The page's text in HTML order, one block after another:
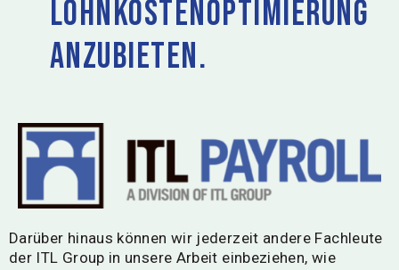
Lohnkostenoptimierung
anzubieten.
Darüber hinaus können wir jederzeit andere Fachleute
der ITL Group in unsere Arbeit einbeziehen, wie